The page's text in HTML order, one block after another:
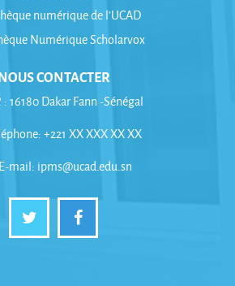
numérique de l'UCAD
Numérique Scholarvox
CONTACTER
: 16180 Dakar Fann -Sénégal
+221 XX XXX XX XX
E-mail: ipms@ucad.edu.sn